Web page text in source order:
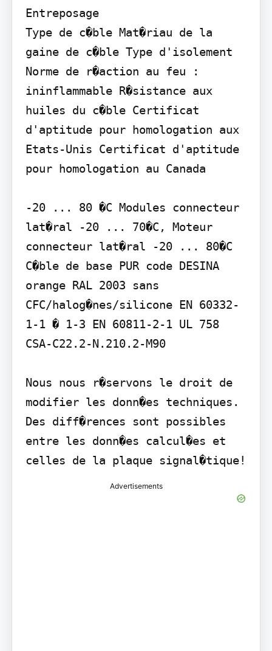
Entreposage
Type de c�ble Mat�riau de la
gaine de c�ble Type d'isolement
Norme de r�action au feu :
ininflammable R�sistance aux
huiles du c�ble Certificat
d'aptitude pour homologation aux
Etats-Unis Certificat d'aptitude
pour homologation au Canada
-20 ... 80 �C Modules connecteur
lat�ral -20 ... 70�C, Moteur
connecteur lat�ral -20 ... 80�C
C�ble de base PUR code DESINA
orange RAL 2003 sans
CFC/halog�nes/silicone EN 60332-
1-1 � 1-3 EN 60811-2-1 UL 758
CSA-C22.2-N.210.2-M90
Nous nous r�servons le droit de
modifier les donn�es techniques.
Des diff�rences sont possibles
entre les donn�es calcul�es et
celles de la plaque signal�tique!
Advertisements